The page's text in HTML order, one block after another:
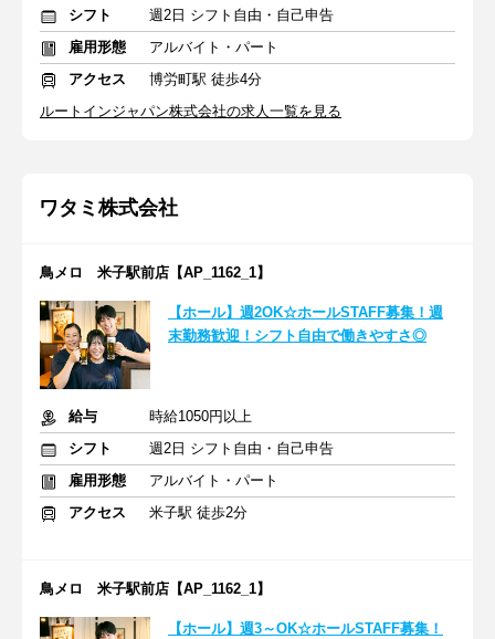
シフト
週2日 シフト自由・自己申告
雇用形態
アルバイト・パート
アクセス
博労町駅 徒歩4分
ルートインジャパン株式会社の求人一覧を見る
ワタミ株式会社
鳥メロ 米子駅前店【AP_1162_1】
【ホール】週2OK☆ホールSTAFF募集！週
末勤務歓迎！シフト自由で働きやすさ◎
給与
時給1050円以上
シフト
週2日 シフト自由・自己申告
雇用形態
アルバイト・パート
アクセス
米子駅 徒歩2分
鳥メロ 米子駅前店【AP_1162_1】
【ホール】週3～OK☆ホールSTAFF募集！